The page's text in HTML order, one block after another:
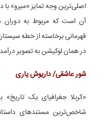
اصلی‌ترین وجه تمایز «میرو»
آن است که مربوط به
قهرمانی برخاسته از خطه
در همان لوکیشن به تصویر
شور عاشقی/ داریوش یاری
«کربلا جغرافیای یک
شاخص‌ترین مستندهای